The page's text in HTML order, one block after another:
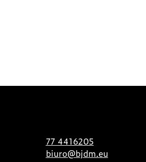
77 4416205
biuro@bjdm.eu